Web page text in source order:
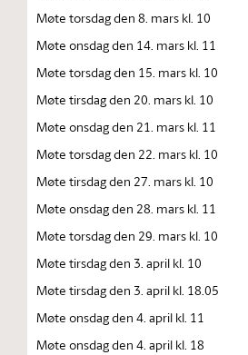
Møte torsdag den 8. mars kl. 10
Møte onsdag den 14. mars kl. 11
Møte torsdag den 15. mars kl. 10
Møte tirsdag den 20. mars kl. 10
Møte onsdag den 21. mars kl. 11
Møte torsdag den 22. mars kl. 10
Møte tirsdag den 27. mars kl. 10
Møte onsdag den 28. mars kl. 11
Møte torsdag den 29. mars kl. 10
Møte tirsdag den 3. april kl. 10
Møte tirsdag den 3. april kl. 18.05
Møte onsdag den 4. april kl. 11
Møte onsdag den 4. april kl. 18